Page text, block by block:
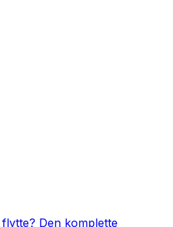
Den komplette